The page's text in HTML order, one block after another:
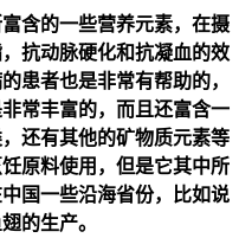
含的一些营养元素，在摄
抗动脉硬化和抗凝血的效
患者也是非常有帮助的，
常丰富的，而且还富含一
还有其他的矿物质元素等
原料使用，但是它其中所
国一些沿海省份，比如说
的生产。